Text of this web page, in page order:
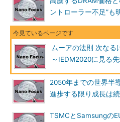
ントローラー不足”も
ムーアの法則 次なる
～IEDM2020に見る
2050年までの世界半
進歩する限り成長は続
TSMCとSamsungの